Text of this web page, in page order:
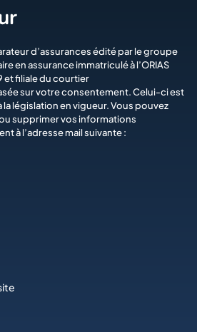
d’assurances édité par le groupe
en assurance immatriculé à l’ORIAS
et filiale du courtier
sur votre consentement. Celui-ci est
législation en vigueur. Vous pouvez
supprimer vos informations
à l’adresse mail suivante :